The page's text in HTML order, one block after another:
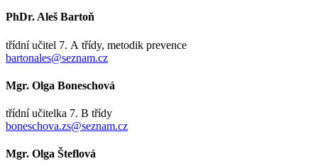
PhDr. Aleš Bartoň
třídní učitel 7. A třídy, metodik prevence
bartonales@seznam.cz
Mgr. Olga Boneschová
třídní učitelka 7. B třídy
boneschova.zs@seznam.cz
Mgr. Olga Šteflová